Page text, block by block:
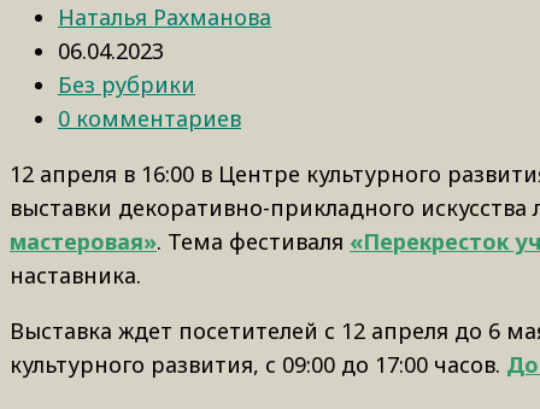
Наталья Рахманова
06.04.2023
Без рубрики
0 комментариев
12 апреля в 16:00 в Центре культурного
выставки декоративно-прикладного
мастеровая». Тема фестиваля «Перекресток
наставника.
Выставка ждет посетителей с 12 апреля до 6
культурного развития, с 09:00 до 17:00 часов.